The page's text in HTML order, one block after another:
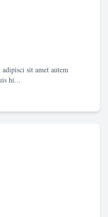
sit amet autem
hi...